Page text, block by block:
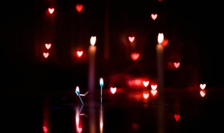
Развитие интернет-магазина "Всё для
праздника"
Смотреть проект